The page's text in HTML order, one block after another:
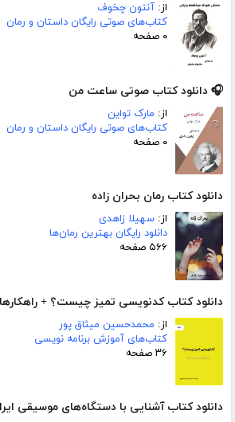
از: آنتون چخوف
کتاب‌های صوتی رایگان داستان و رمان
۰ صفحه
🎧 دانلود کتاب صوتی ساعت من
از: مارک تواین
کتاب‌های صوتی رایگان داستان و رمان
۰ صفحه
دانلود کتاب رمان بحران زاده
از: سهیلا زاهدی
دانلود رایگان بهترین رمان‌ها
۵۶۶ صفحه
دانلود کتاب کدنویسی تمیز چیست؟ +
از: محمدحسین میثاق پور
کتاب‌های آموزش برنامه نویسی
۳۶ صفحه
دانلود کتاب آشنایی با دستگاه‌های موسیقی